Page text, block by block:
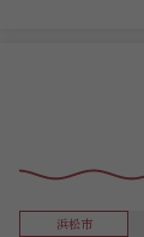
浜松市